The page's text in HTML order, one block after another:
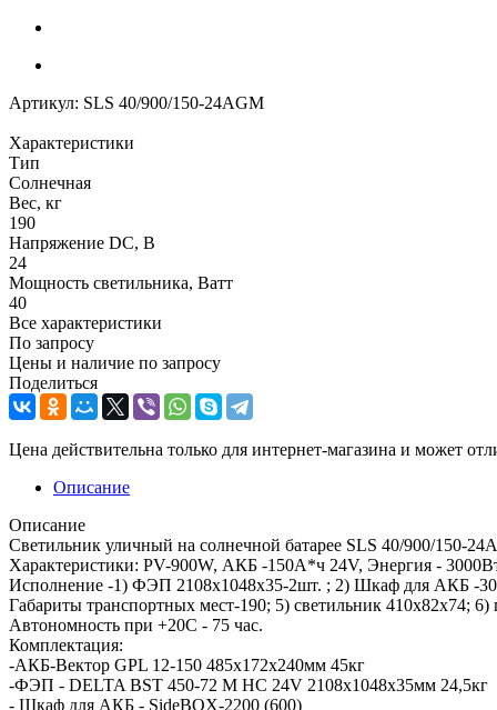
Артикул: SLS 40/900/150-24AGM
Характеристики
Тип
Солнечная
Вес, кг
190
Напряжение DC, В
24
Мощность светильника, Ватт
40
Все характеристики
По запросу
Цены и наличие по запросу
Поделиться
Цена действительна только для интернет-магазина и может
Описание
Описание
Светильник уличный на солнечной батарее SLS 40/900/150-
Характеристики: PV-900W, АКБ -150А*ч 24V, Энергия -
Исполнение -1) ФЭП 2108x1048x35-2шт. ; 2) Шкаф для АКБ -
Габариты транспортных мест-190; 5) светильник 410x82x74; 6)
Автономность при +20С - 75 час.
Комплектация:
-АКБ-Вектор GPL 12-150 485x172x240мм 45кг
-ФЭП - DELTA BST 450-72 M HC 24V 2108x1048x35мм 24,5кг
- Шкаф для АКБ - SideBOX-2200 (600)